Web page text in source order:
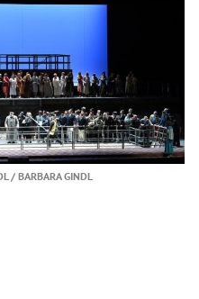
/ BARBARA GINDL